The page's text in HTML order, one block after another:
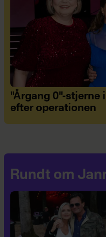
"Årgang 0"-stjerne
efter operationen
Rundt om